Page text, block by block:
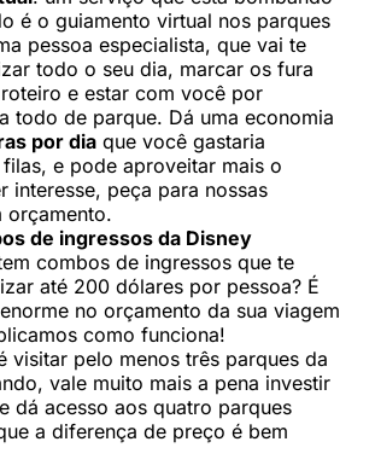
é o guiamento virtual nos parques
pessoa especialista, que vai te
todo o seu dia, marcar os fura
e estar com você por
todo de parque. Dá uma economia
por dia que você gastaria
e pode aproveitar mais o
interesse, peça para nossas
orçamento.
de ingressos da Disney
combos de ingressos que te
até 200 dólares por pessoa? É
no orçamento da sua viagem
como funciona!
visitar pelo menos três parques da
vale muito mais a pena investir
dá acesso aos quatro parques
a diferença de preço é bem